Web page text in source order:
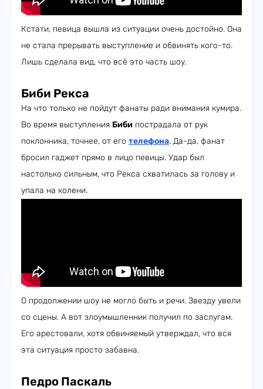
Кстати, певица вышла из ситуации очень достойно. Она
не стала прерывать выступление и обвинять кого-то.
Лишь сделала вид, что всё это часть шоу.
Биби Рекса
На что только не пойдут фанаты ради внимания кумира.
Во время выступления Биби пострадала от рук
поклонника, точнее, от его телефона. Да-да, фанат
бросил гаджет прямо в лицо певицы. Удар был
настолько сильным, что Рекса схватилась за голову и
упала на колени.
О продолжении шоу не могло быть и речи. Звезду увели
со сцены. А вот злоумышленник получил по заслугам.
Его арестовали, хотя обвиняемый утверждал, что вся
эта ситуация просто забавна.
Педро Паскаль